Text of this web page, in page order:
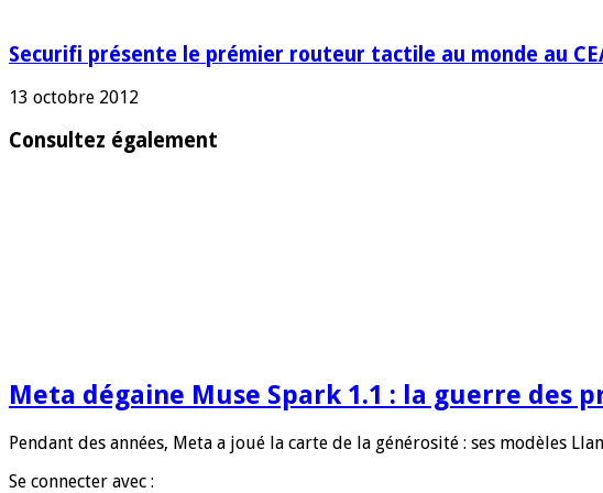
Securifi présente le prémier routeur tactile au monde au
13 octobre 2012
Consultez également
Meta dégaine Muse Spark 1.1 : la guerre des
Pendant des années, Meta a joué la carte de la générosité : ses modèles
Se connecter avec :